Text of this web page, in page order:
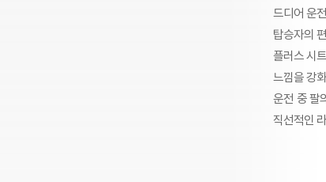
드디어 운
탑승자의
플러스 시
느낌을 강
운전 중 팔
직선적인